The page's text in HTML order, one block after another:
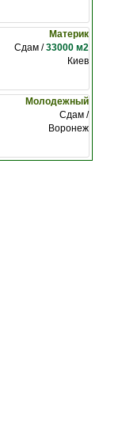
Материк
Сдам /33000 м2
Киев
Молодежный
Сдам /
Воронеж